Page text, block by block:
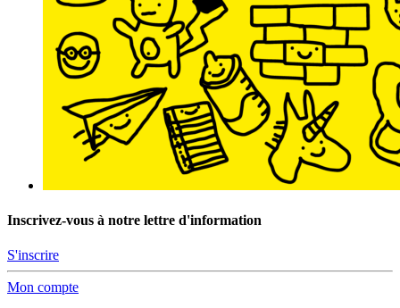
Inscrivez-vous à notre lettre d'information
S'inscrire
Mon compte